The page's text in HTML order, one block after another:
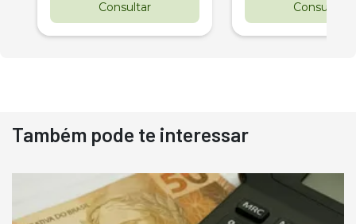
Consultar Consultar
Também pode te interessar